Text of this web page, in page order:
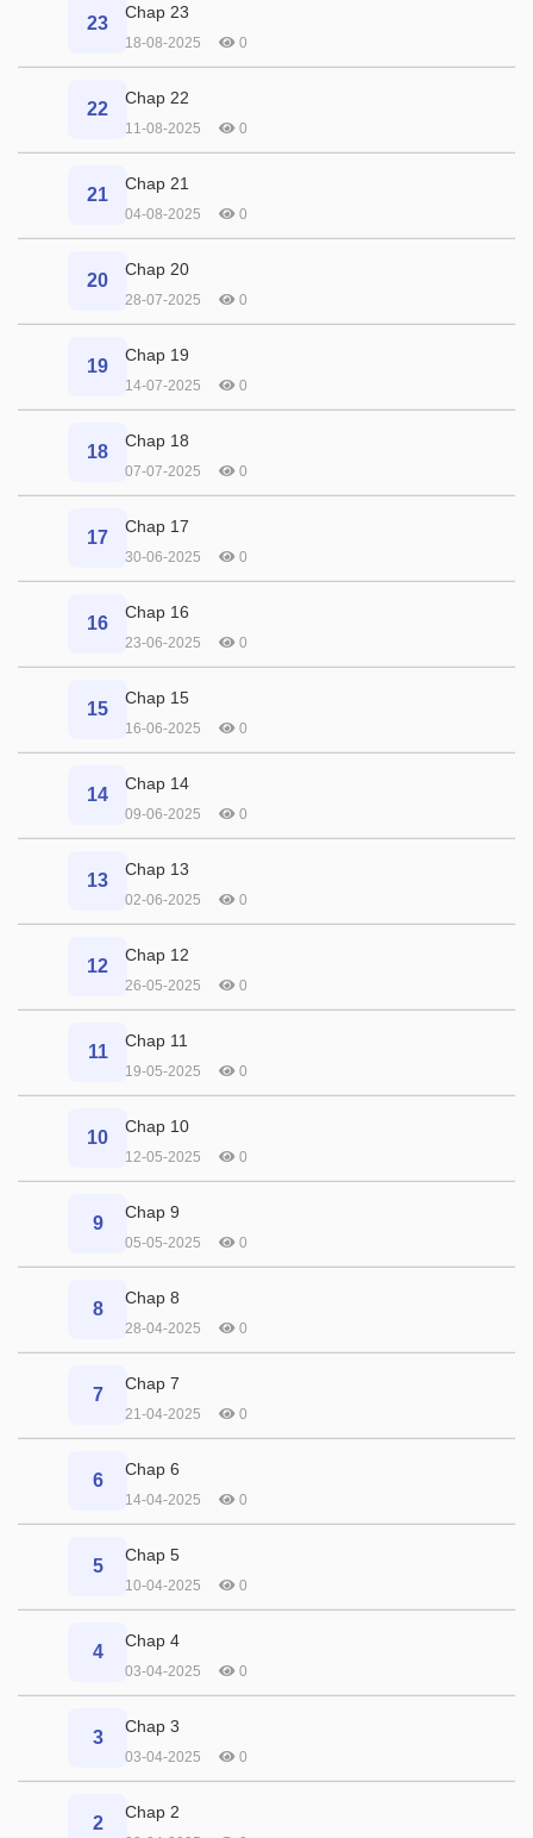
23
Chap 23
18-08-2025 0
22
Chap 22
11-08-2025 0
21
Chap 21
04-08-2025 0
20
Chap 20
28-07-2025 0
19
Chap 19
14-07-2025 0
18
Chap 18
07-07-2025 0
17
Chap 17
30-06-2025 0
16
Chap 16
23-06-2025 0
15
Chap 15
16-06-2025 0
14
Chap 14
09-06-2025 0
13
Chap 13
02-06-2025 0
12
Chap 12
26-05-2025 0
11
Chap 11
19-05-2025 0
10
Chap 10
12-05-2025 0
9
Chap 9
05-05-2025 0
8
Chap 8
28-04-2025 0
7
Chap 7
21-04-2025 0
6
Chap 6
14-04-2025 0
5
Chap 5
10-04-2025 0
4
Chap 4
03-04-2025 0
3
Chap 3
03-04-2025 0
2
Chap 2